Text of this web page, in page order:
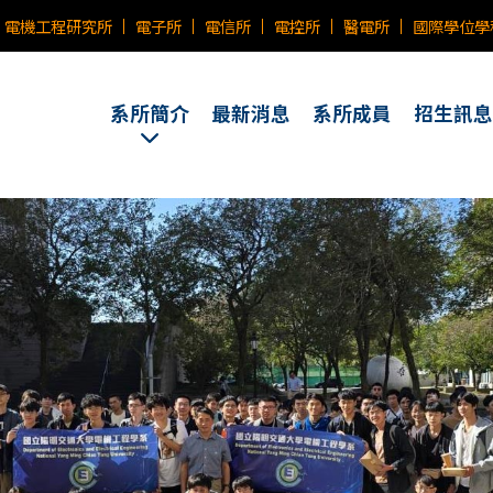
電機工程研究所 電子所 電信所 電控所 醫電所 國際學位
系所簡介 最新消息 系所成員 招生訊息